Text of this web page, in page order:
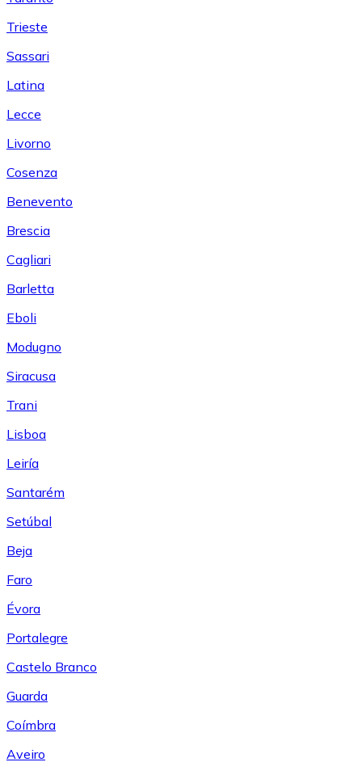
Trieste
Sassari
Latina
Lecce
Livorno
Cosenza
Benevento
Brescia
Cagliari
Barletta
Eboli
Modugno
Siracusa
Trani
Lisboa
Leiría
Santarém
Setúbal
Beja
Faro
Évora
Portalegre
Castelo Branco
Guarda
Coímbra
Aveiro